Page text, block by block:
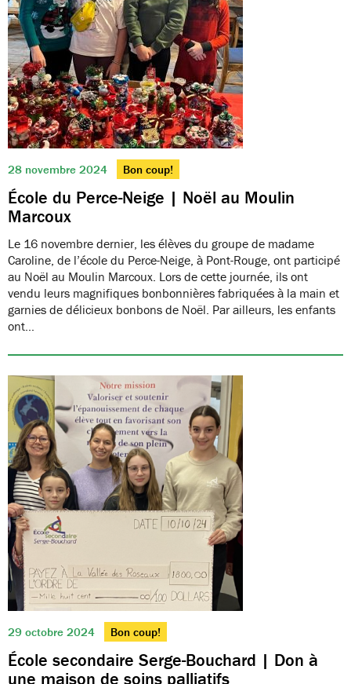
28 novembre 2024 Bon coup!
École du Perce-Neige | Noël au Moulin
Marcoux
Le 16 novembre dernier, les élèves du groupe de madame
Caroline, de l’école du Perce-Neige, à Pont-Rouge, ont participé
au Noël au Moulin Marcoux. Lors de cette journée, ils ont
vendu leurs magnifiques bonbonnières fabriquées à la main et
garnies de délicieux bonbons de Noël. Par ailleurs, les enfants
ont…
29 octobre 2024 Bon coup!
École secondaire Serge-Bouchard | Don à
une maison de soins palliatifs